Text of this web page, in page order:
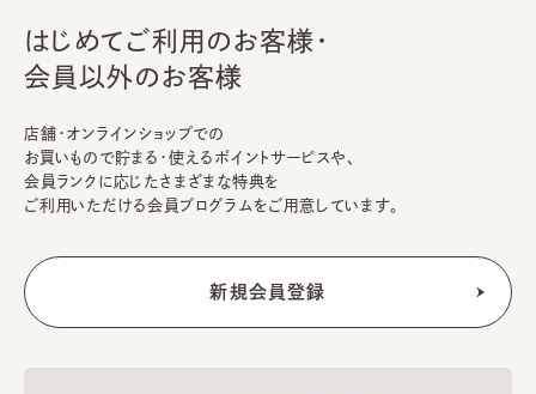
はじめてご利用のお客様・
会員以外のお客様
店舗・オンラインショップでの
お買いもので貯まる・使えるポイントサービスや、
会員ランクに応じたさまざまな特典を
ご利用いただける会員プログラムをご用意しています。